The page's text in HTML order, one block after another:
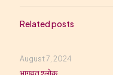
Related posts
August 7, 2024
भागवत् श्लोक